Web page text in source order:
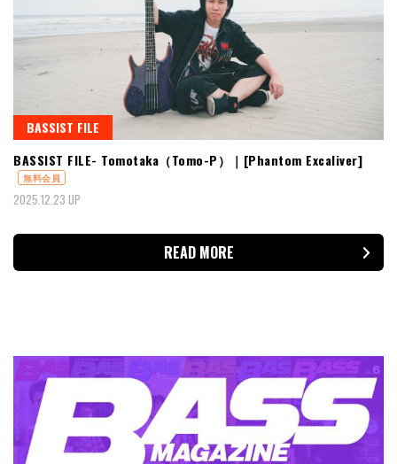
BASSIST FILE
BASSIST FILE- Tomotaka（Tomo-P）｜[Phantom Excaliver]
無料会員
2025.12.23 UP
READ MORE